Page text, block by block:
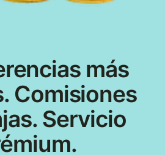
más
Comisiones
Servicio